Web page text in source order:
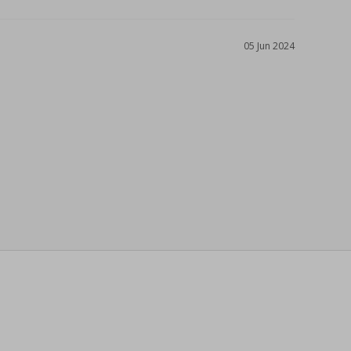
05 Jun 2024